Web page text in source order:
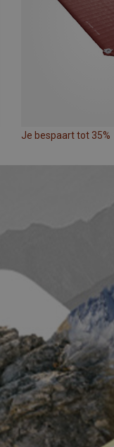
Je bespaart tot 35%